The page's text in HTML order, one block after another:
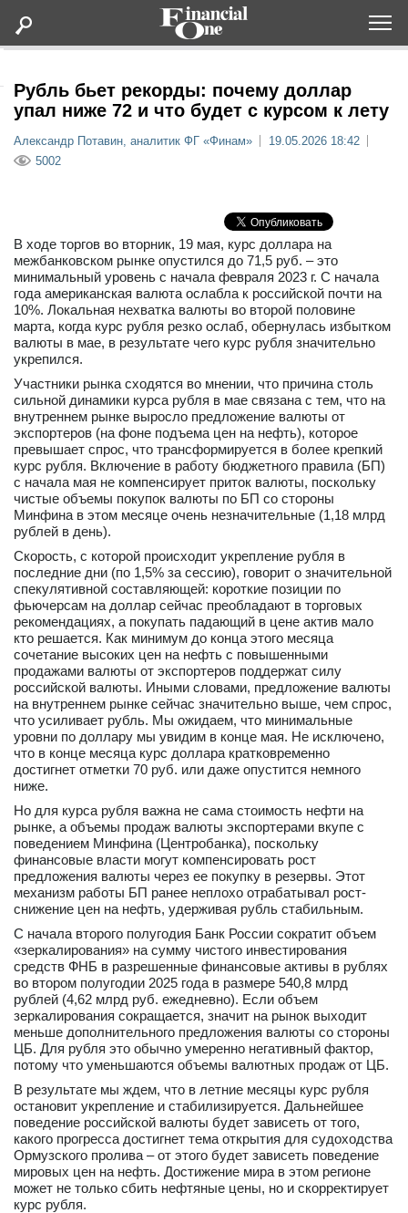
Статьи
Мероприятия
Новости
вконтакте
телеграм
Стать автором
Вход
Рубль бьет рекорды: почему доллар
упал ниже 72 и что будет с курсом к лету
Александр Потавин, аналитик ФГ «Финам»
19.05.2026 18:42
5002
В ходе торгов во вторник, 19 мая, курс доллара на
межбанковском рынке опустился до 71,5 руб. – это
минимальный уровень с начала февраля 2023 г. С начала
года американская валюта ослабла к российской почти на
10%. Локальная нехватка валюты во второй половине
марта, когда курс рубля резко ослаб, обернулась избытком
валюты в мае, в результате чего курс рубля значительно
укрепился.
Участники рынка сходятся во мнении, что причина столь
сильной динамики курса рубля в мае связана с тем, что на
внутреннем рынке выросло предложение валюты от
экспортеров (на фоне подъема цен на нефть), которое
превышает спрос, что трансформируется в более крепкий
курс рубля. Включение в работу бюджетного правила (БП)
с начала мая не компенсирует приток валюты, поскольку
чистые объемы покупок валюты по БП со стороны
Минфина в этом месяце очень незначительные (1,18 млрд
рублей в день).
Скорость, с которой происходит укрепление рубля в
последние дни (по 1,5% за сессию), говорит о значительной
спекулятивной составляющей: короткие позиции по
фьючерсам на доллар сейчас преобладают в торговых
рекомендациях, а покупать падающий в цене актив мало
кто решается. Как минимум до конца этого месяца
сочетание высоких цен на нефть с повышенными
продажами валюты от экспортеров поддержат силу
российской валюты. Иными словами, предложение валюты
на внутреннем рынке сейчас значительно выше, чем спрос,
что усиливает рубль. Мы ожидаем, что минимальные
уровни по доллару мы увидим в конце мая. Не исключено,
что в конце месяца курс доллара кратковременно
достигнет отметки 70 руб. или даже опустится немного
ниже.
Но для курса рубля важна не сама стоимость нефти на
рынке, а объемы продаж валюты экспортерами вкупе с
поведением Минфина (Центробанка), поскольку
финансовые власти могут компенсировать рост
предложения валюты через ее покупку в резервы. Этот
механизм работы БП ранее неплохо отрабатывал рост-
снижение цен на нефть, удерживая рубль стабильным.
С начала второго полугодия Банк России сократит объем
«зеркалирования» на сумму чистого инвестирования
средств ФНБ в разрешенные финансовые активы в рублях
во втором полугодии 2025 года в размере 540,8 млрд
рублей (4,62 млрд руб. ежедневно). Если объем
зеркалирования сокращается, значит на рынок выходит
меньше дополнительного предложения валюты со стороны
ЦБ. Для рубля это обычно умеренно негативный фактор,
потому что уменьшаются объемы валютных продаж от ЦБ.
В результате мы ждем, что в летние месяцы курс рубля
остановит укрепление и стабилизируется. Дальнейшее
поведение российской валюты будет зависеть от того,
какого прогресса достигнет тема открытия для судоходства
Ормузского пролива – от этого будет зависеть поведение
мировых цен на нефть. Достижение мира в этом регионе
может не только сбить нефтяные цены, но и скорректирует
курс рубля.